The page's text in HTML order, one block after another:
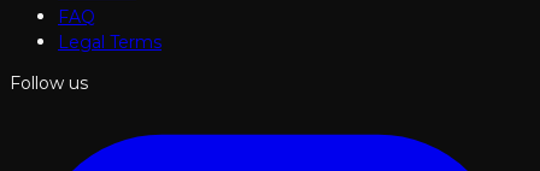
FAQ
Legal Terms
Follow us